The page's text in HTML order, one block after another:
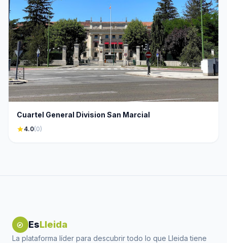
Cuartel General Division San Marcial
star4.0(0)
explore EsLleida
La plataforma líder para descubrir todo lo que Lleida tiene